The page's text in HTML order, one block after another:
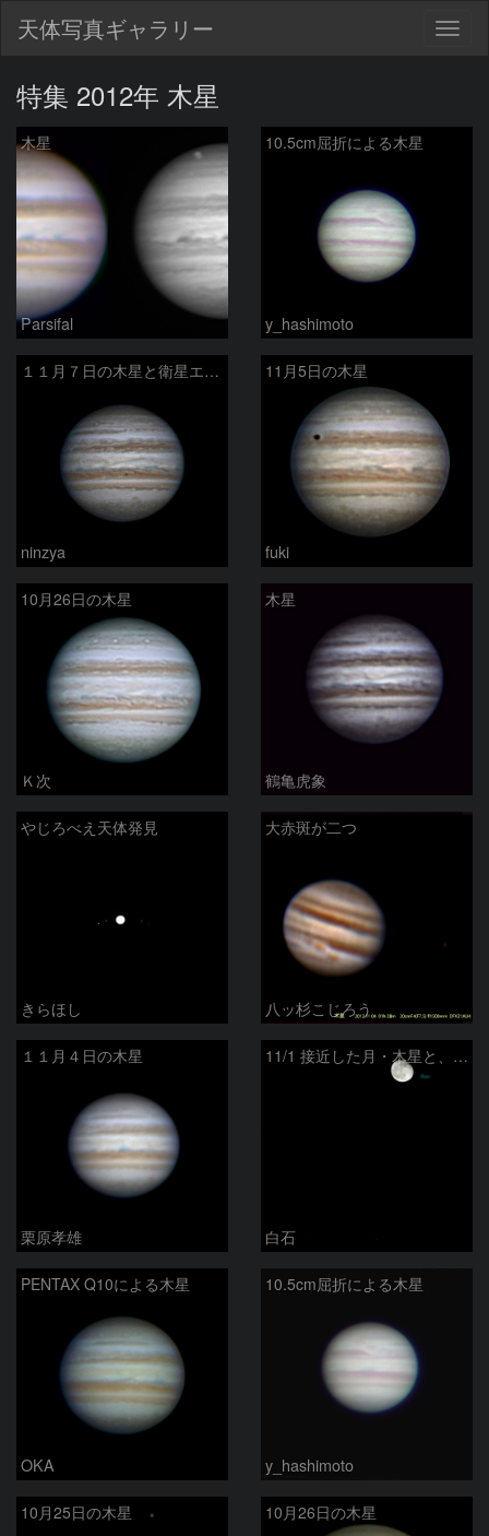
天体写真ギャラリー
特集 2012年 木星
木星
Parsifal
10.5cm屈折による木星
y_hashimoto
１１月７日の木星と衛星エウロパ
ninzya
11月5日の木星
fuki
10月26日の木星
Ｋ次
木星
鶴亀虎象
やじろべえ天体発見
きらほし
大赤斑が二つ
八ッ杉こじろう
１１月４日の木星
栗原孝雄
11/1 接近した月・木星と、アルデバラン
白石
PENTAX Q10による木星
OKA
10.5cm屈折による木星
y_hashimoto
10月25日の木星 10月26日の木星